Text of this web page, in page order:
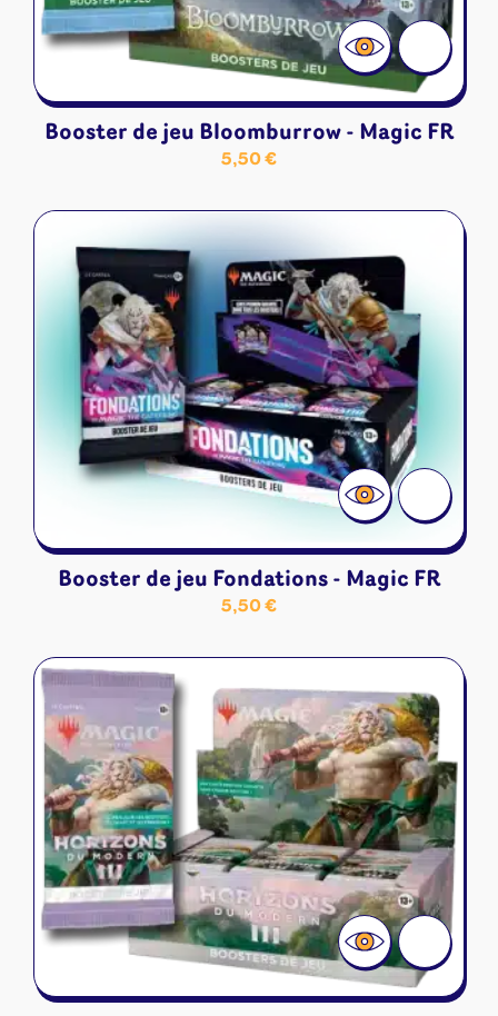
Booster de jeu Bloomburrow - Magic FR
5,50€
Booster de jeu Fondations - Magic FR
5,50€